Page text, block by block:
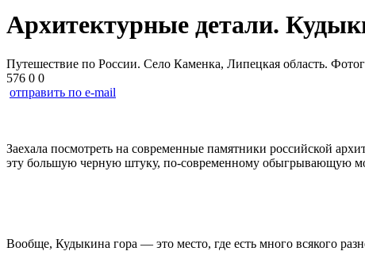
Архитектурные детали.
Путешествие по России. Село Каменка, Липецкая область.
576 0 0
отправить по e-mail
Заехала посмотреть на современные памятники российской
эту большую черную штуку, по-современному обыгрывающую
Вообще, Кудыкина гора — это место, где есть много всякого